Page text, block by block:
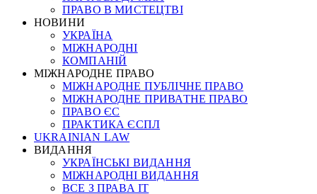
ПРАВО В МИСТЕЦТВІ
НОВИНИ
УКРАЇНА
МІЖНАРОДНІ
КОМПАНІЙ
МІЖНАРОДНЕ ПРАВО
МІЖНАРОДНЕ ПУБЛІЧНЕ ПРАВО
МІЖНАРОДНЕ ПРИВАТНЕ ПРАВО
ПРАВО ЄС
ПРАКТИКА ЄСПЛ
UKRAINIAN LAW
ВИДАННЯ
УКРАЇНСЬКІ ВИДАННЯ
МІЖНАРОДНІ ВИДАННЯ
ВСЕ З ПРАВА ІТ